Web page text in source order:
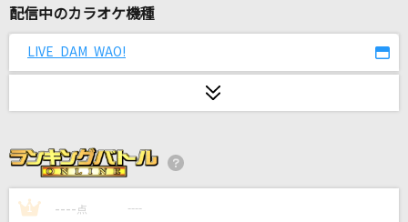
未来図
Real Love
[生音]君はロックを聴かない
あいみょん
配信中のカラオケ機種
LIVE DAM WAO!
1 ---- 点 ----